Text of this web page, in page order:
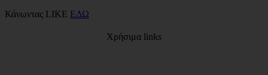
Κάνωντας LIKE ΕΔΩ
Χρήσιμα links